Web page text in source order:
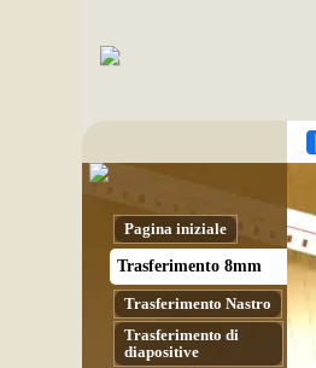
Pagina iniziale
Tras­fe­ri­men­to 8mm
Tras­fe­ri­men­to Nas­tro
Trasferimento di
diapositive